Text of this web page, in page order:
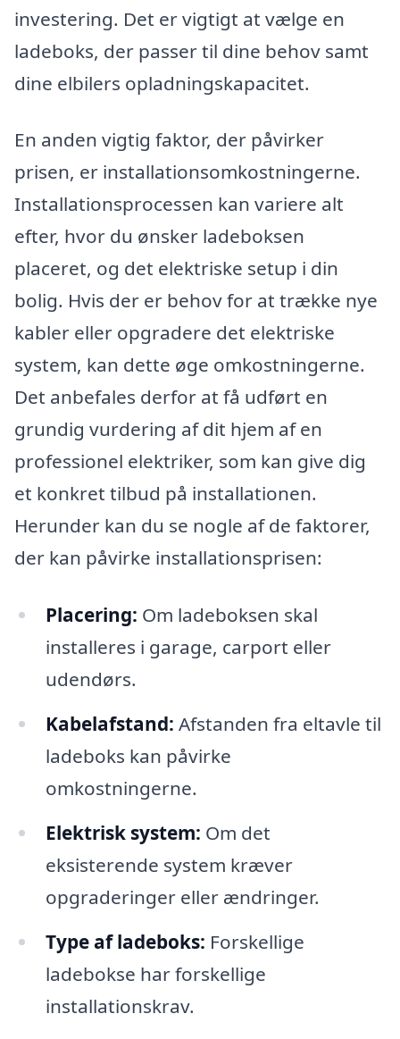
investering. Det er vigtigt at vælge en
ladeboks, der passer til dine behov samt
dine elbilers opladningskapacitet.
En anden vigtig faktor, der påvirker
prisen, er installationsomkostningerne.
Installationsprocessen kan variere alt
efter, hvor du ønsker ladeboksen
placeret, og det elektriske setup i din
bolig. Hvis der er behov for at trække nye
kabler eller opgradere det elektriske
system, kan dette øge omkostningerne.
Det anbefales derfor at få udført en
grundig vurdering af dit hjem af en
professionel elektriker, som kan give dig
et konkret tilbud på installationen.
Herunder kan du se nogle af de faktorer,
der kan påvirke installationsprisen:
Placering: Om ladeboksen skal
installeres i garage, carport eller
udendørs.
Kabelafstand: Afstanden fra eltavle til
ladeboks kan påvirke
omkostningerne.
Elektrisk system: Om det
eksisterende system kræver
opgraderinger eller ændringer.
Type af ladeboks: Forskellige
ladebokse har forskellige
installationskrav.